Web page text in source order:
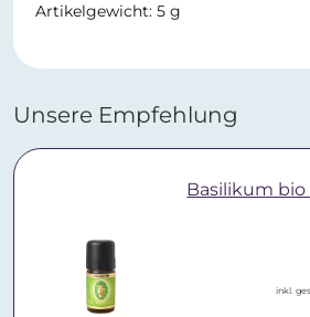
Artikelgewicht: 5 g
Unsere Empfehlung
Basilikum bio
inkl.